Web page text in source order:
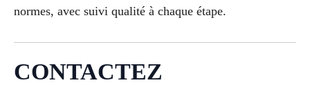
normes, avec suivi qualité à chaque étape.
CONTACTEZ